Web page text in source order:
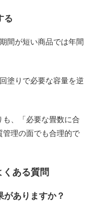
る
間が短い商品では年間
塗りで必要な容量を逆
も、「必要な畳数に合
管理の面でも合理的で
ある質問
ありますか？